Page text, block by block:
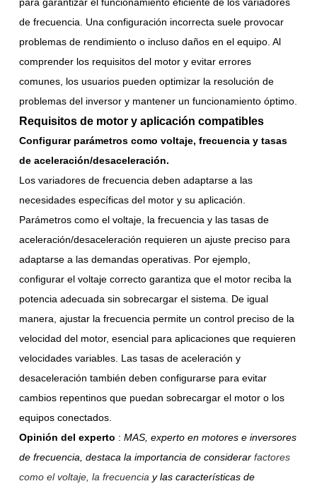
de frecuencia. Una configuración incorrecta suele provocar
problemas de rendimiento o incluso daños en el equipo. Al
comprender los requisitos del motor y evitar errores
comunes, los usuarios pueden optimizar la resolución de
problemas del inversor y mantener un funcionamiento óptimo.
Requisitos de motor y aplicación compatibles
Configurar parámetros como voltaje, frecuencia y tasas
de aceleración/desaceleración.
Los variadores de frecuencia deben adaptarse a las
necesidades específicas del motor y su aplicación.
Parámetros como el voltaje, la frecuencia y las tasas de
aceleración/desaceleración requieren un ajuste preciso para
adaptarse a las demandas operativas. Por ejemplo,
configurar el voltaje correcto garantiza que el motor reciba la
potencia adecuada sin sobrecargar el sistema. De igual
manera, ajustar la frecuencia permite un control preciso de la
velocidad del motor, esencial para aplicaciones que requieren
velocidades variables. Las tasas de aceleración y
desaceleración también deben configurarse para evitar
cambios repentinos que puedan sobrecargar el motor o los
equipos conectados.
Opinión del experto :MAS, experto en motores e inversores
de frecuencia, destaca la importancia de considerar factores
como el voltaje, la frecuencia y las características de